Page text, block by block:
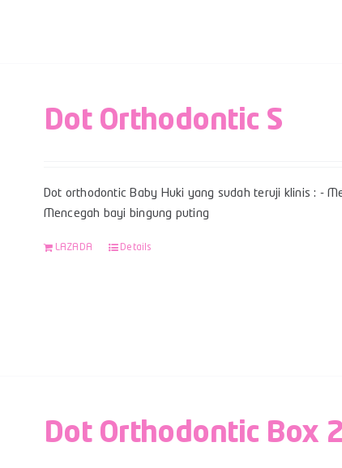
Dot Orthodontic S
Dot orthodontic Baby Huki yang sudah teruji klinis : -
Mencegah bayi bingung puting
LAZADA Details
Dot Orthodontic Box 2